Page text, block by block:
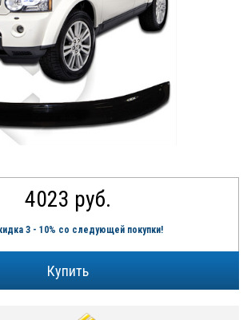
4023 руб.
3 - 10% со следующей покупки!